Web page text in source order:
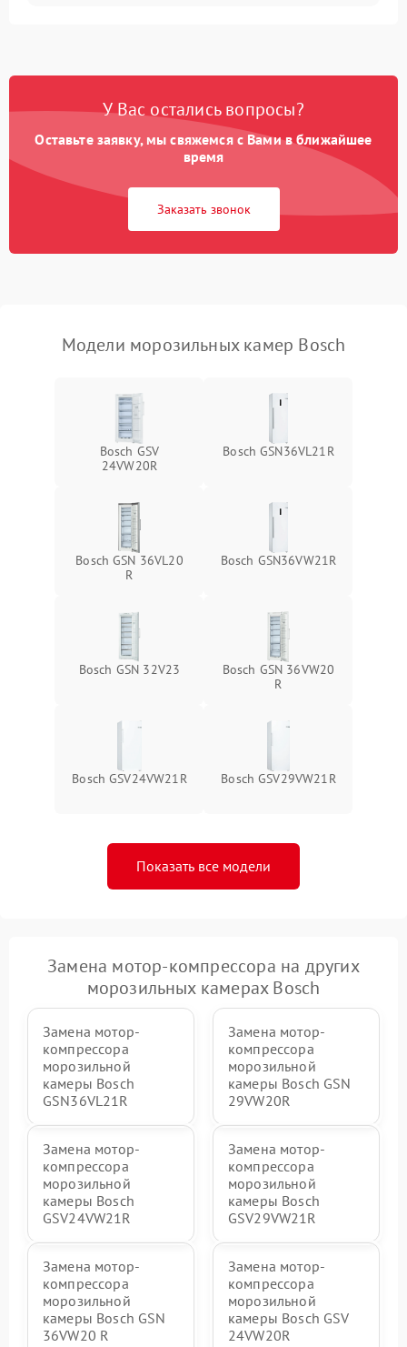
У Вас остались вопросы?
Оставьте заявку, мы свяжемся с Вами в ближайшее
время
Заказать звонок
Модели морозильных камер Bosch
Bosch GSV
24VW20R
Bosch GSN36VL21R
Bosch GSN 36VL20
R
Bosch GSN36VW21R
Bosch GSN 32V23
Bosch GSN 36VW20
R
Bosch GSV24VW21R Bosch GSV29VW21R
Показать все модели
Замена мотор-компрессора на других
морозильных камерах Bosch
Замена мотор-
компрессора
морозильной
камеры Bosch
GSN36VL21R
Замена мотор-
компрессора
морозильной
камеры Bosch GSN
29VW20R
Замена мотор-
компрессора
морозильной
камеры Bosch
GSV24VW21R
Замена мотор-
компрессора
морозильной
камеры Bosch
GSV29VW21R
Замена мотор-
компрессора
морозильной
камеры Bosch GSN
36VW20 R
Замена мотор-
компрессора
морозильной
камеры Bosch GSV
24VW20R